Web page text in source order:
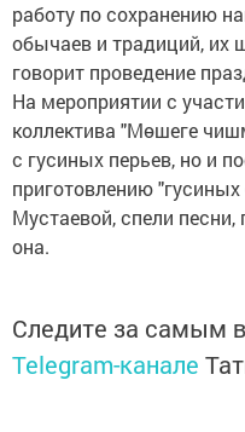
работу по сохранению
обычаев и традиций, их
говорит проведение
На мероприятии с
коллектива "Мөшеге
с гусиных перьев, но и
приготовлению
Мустаевой, спели
она.
Следите за самым
Telegram-канале